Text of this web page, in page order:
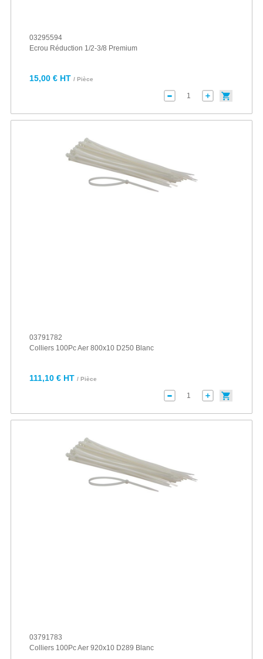
03295594
Ecrou Réduction 1/2-3/8 Premium
15,00 € HT / Pièce
03791782
Colliers 100Pc Aer 800x10 D250 Blanc
111,10 € HT / Pièce
03791783
Colliers 100Pc Aer 920x10 D289 Blanc